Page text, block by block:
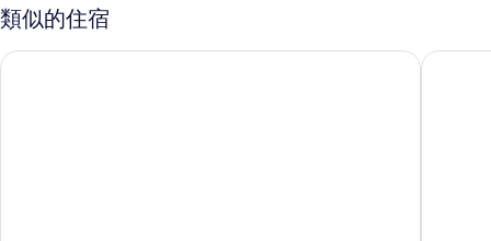
詳
情
類似的住宿
雷吉安村飯店 塞米亞